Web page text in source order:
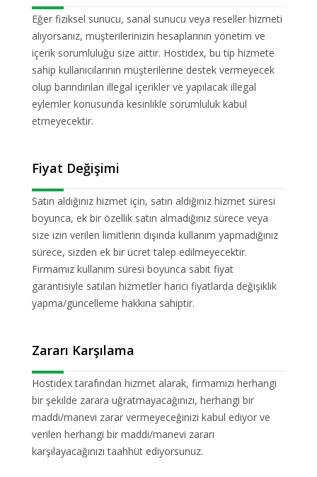
Eğer fiziksel sunucu, sanal sunucu veya reseller hizmeti
alıyorsanız, müşterilerinizin hesaplarının yönetim ve
içerik sorumluluğu size aittir. Hostidex, bu tip hizmete
sahip kullanıcılarının müşterilerine destek vermeyecek
olup barındırılan illegal içerikler ve yapılacak illegal
eylemler konusunda kesinlikle sorumluluk kabul
etmeyecektir.
Fiyat Değişimi
Satın aldığınız hizmet için, satın aldığınız hizmet süresi
boyunca, ek bir özellik satın almadığınız sürece veya
size izin verilen limitlerin dışında kullanım yapmadığınız
sürece, sizden ek bir ücret talep edilmeyecektir.
Firmamız kullanım süresi boyunca sabit fiyat
garantisiyle satılan hizmetler harici fiyatlarda değişiklik
yapma/güncelleme hakkına sahiptir.
Zararı Karşılama
Hostidex tarafından hizmet alarak, firmamızı herhangi
bir şekilde zarara uğratmayacağınızı, herhangi bir
maddi/manevi zarar vermeyeceğinizi kabul ediyor ve
verilen herhangi bir maddi/manevi zararı
karşılayacağınızı taahhüt ediyorsunuz.